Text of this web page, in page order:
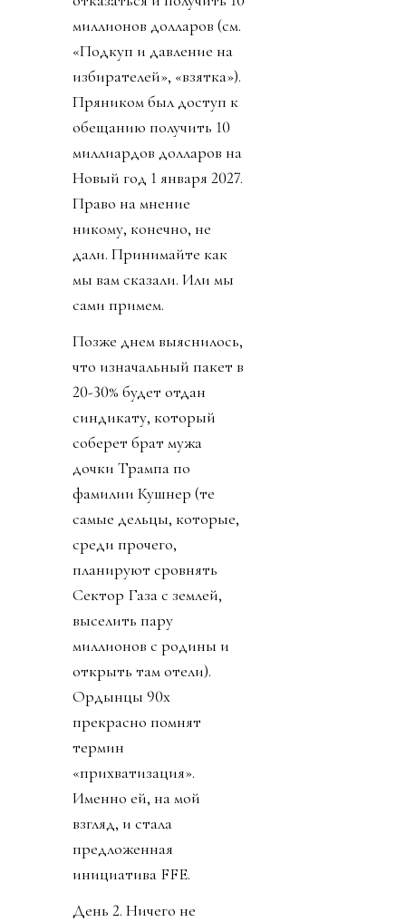
миллионов долларов (см.
«Подкуп и давление на
избирателей», «взятка»).
Пряником был доступ к
обещанию получить 10
миллиардов долларов на
Новый год 1 января 2027.
Право на мнение
никому, конечно, не
дали. Принимайте как
мы вам сказали. Или мы
сами примем.
Позже днем выяснилось,
что изначальный пакет в
20-30% будет отдан
синдикату, который
соберет брат мужа
дочки Трампа по
фамилии Кушнер (те
самые дельцы, которые,
среди прочего,
планируют сровнять
Сектор Газа с землей,
выселить пару
миллионов с родины и
открыть там отели).
Ордынцы 90х
прекрасно помнят
термин
«прихватизация».
Именно ей, на мой
взгляд, и стала
предложенная
инициатива FFE.
День 2. Ничего не